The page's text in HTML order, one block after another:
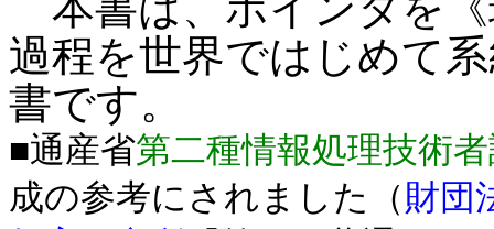
過程を世界ではじめて
書です。
■通産省第二種情報処理技術
成の参考にされました（ 財団